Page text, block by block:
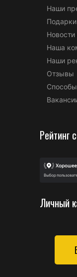
Наши
Наша
Наши
Отзывы
Рейтинг
Личный